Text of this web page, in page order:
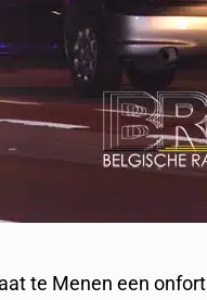
te Menen een